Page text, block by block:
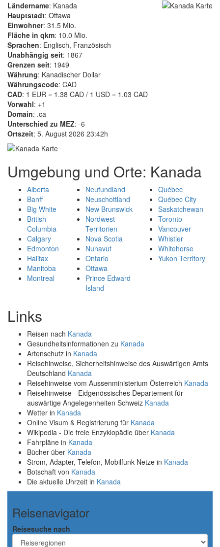
Ländername: Kanada
Hauptstadt: Ottawa
Einwohner: 31.5 Mio.
Fläche in qkm: 10.0 Mio.
Sprachen: Englisch, Französisch
Unabhängig seit: 1867
Grenzen seit: 1949
Währung: Kanadischer Dollar
Währungscode: CAD
CAD: 1 EUR = 1.38 CAD / 1 USD = 1.03 CAD
Vorwahl: +1
Domain: .ca
Unterschied zu MEZ: -6
Ortszeit: 5. August 2026 23:42h
Umgebung und Orte: Kanada
Alberta
Banff
Big White
British
Columbia
Calgary
Edmonton
Halifax
Manitoba
Montreal
Neufundland
Neuschottland
New Brunswick
Nordwest-
Territorien
Nova Scotia
Nunavut
Ontario
Ottawa
Prince Edward
Island
Québec
Québec City
Saskatchewan
Toronto
Vancouver
Whistler
Whitehorse
Yukon Territory
Links
Reisen nach Kanada
Gesundheitsinformationen zu Kanada
Artenschutz in Kanada
Reisehinweise, Sicherheitshinweise des Auswärtigen Amts
Deutschland Kanada
Reisehinweise vom Aussenministerium Österreich Kanada
Reisehinweise - Eidgenössisches Departement für
auswärtige Angelegenheiten Schweiz Kanada
Wetter in Kanada
Online Visum & Registrierung für Kanada
Wikipedia - Die freie Enzyklopädie über Kanada
Fahrpläne in Kanada
Bücher über Kanada
Strom, Adapter, Telefon, Mobilfunk Netze in Kanada
Botschaft von Kanada
Die aktuelle Uhrzeit in Kanada
Reisenavigator
Reisesuche nach